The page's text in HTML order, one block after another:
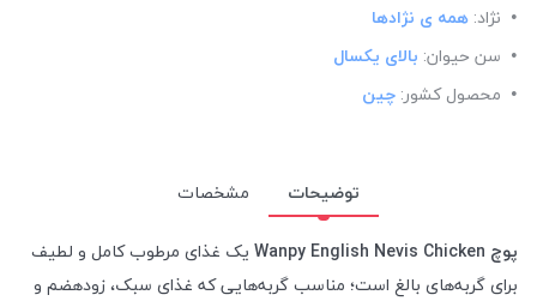
نژاد: همه ی نژادها
سن حیوان: بالای یکسال
محصول کشور: چین
توضیحات
مشخصات
پوچ Wanpy English Nevis Chicken
یک غذای مرطوب کامل و لطیف
برای گربه‌های بالغ است؛ مناسب گربه‌هایی که غذای سبک، زود‌هضم و